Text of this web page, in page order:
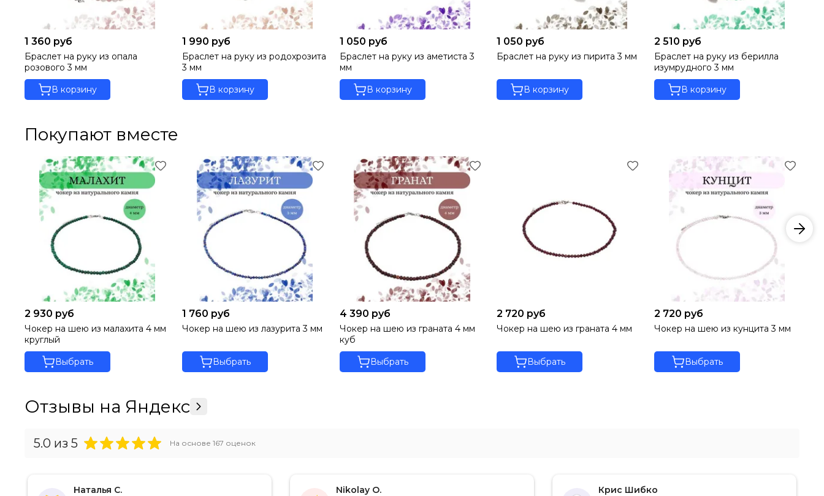
1 360 руб
Браслет на руку из опала
розового 3 мм
В корзину
1 990 руб
Браслет на руку из родохрозита
3 мм
В корзину
1 050 руб
Браслет на руку из аметиста 3
мм
В корзину
1 050 руб
Браслет на руку из пирита 3 мм
В корзину
2 510 руб
Браслет на руку из берилла
изумрудного 3 мм
В корзину
Покупают вместе
2 930 руб
Чокер на шею из малахита 4 мм
круглый
Выбрать
1 760 руб
Чокер на шею из лазурита 3 мм
Выбрать
4 390 руб
Чокер на шею из граната 4 мм
куб
Выбрать
2 720 руб
Чокер на шею из граната 4 мм
Выбрать
2 720 руб
Чокер на шею из кунцита 3 мм
Выбрать
Отзывы на Яндекс
5.0 из 5 На основе 167 оценок
Наталья С. Nikolay O. Крис Шибко